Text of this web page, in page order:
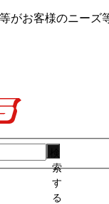
がお客様のニーズ
索
す
る